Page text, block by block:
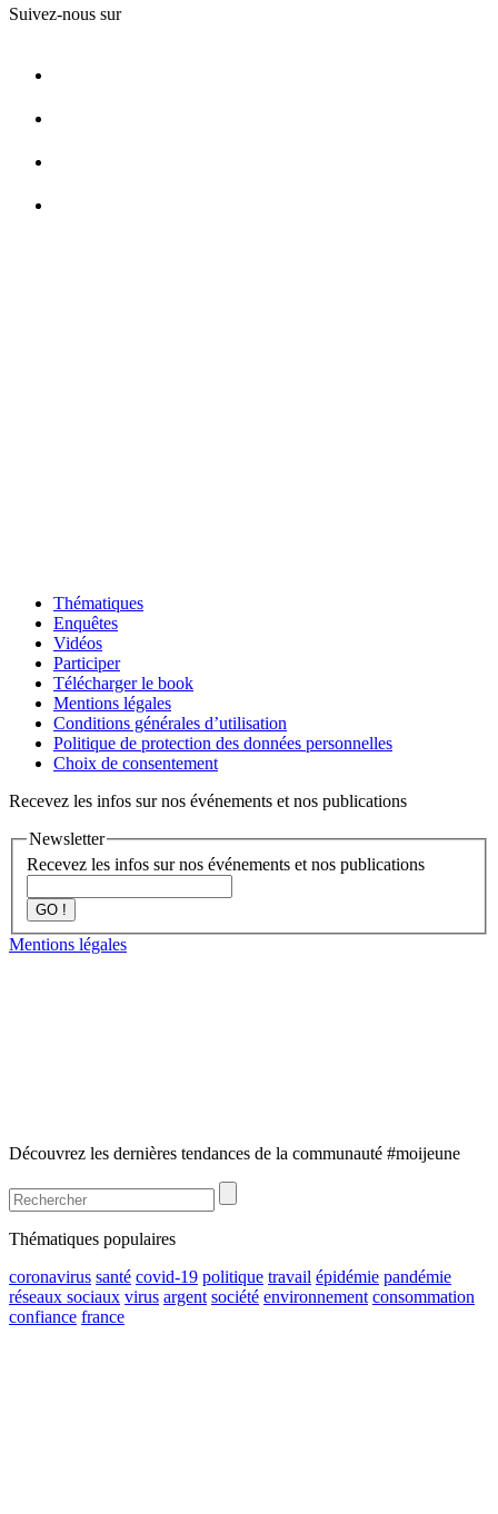
Suivez-nous sur
Thématiques
Enquêtes
Vidéos
Participer
Télécharger le book
Mentions légales
Conditions générales d’utilisation
Politique de protection des données personnelles
Choix de consentement
Recevez les infos sur nos événements et nos publications
Newsletter
Recevez les infos sur nos événements et nos publications
GO !
Mentions légales
Découvrez les dernières tendances de la communauté #moijeune
Thématiques populaires
coronavirus santé covid-19 politique travail épidémie pandémie
réseaux sociaux virus argent société environnement consommation
confiance france